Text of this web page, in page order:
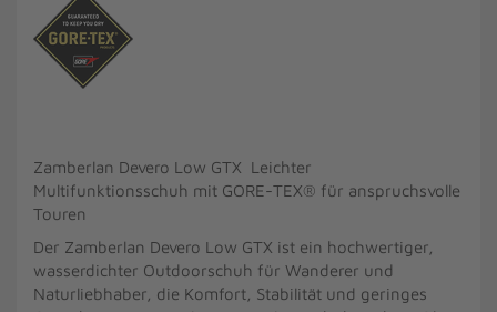
Zamberlan Devero Low GTX Leichter
Multifunktionsschuh mit GORE-TEX® für anspruchsvolle
Touren
Der Zamberlan Devero Low GTX ist ein hochwertiger,
wasserdichter Outdoorschuh für Wanderer und
Naturliebhaber, die Komfort, Stabilität und geringes